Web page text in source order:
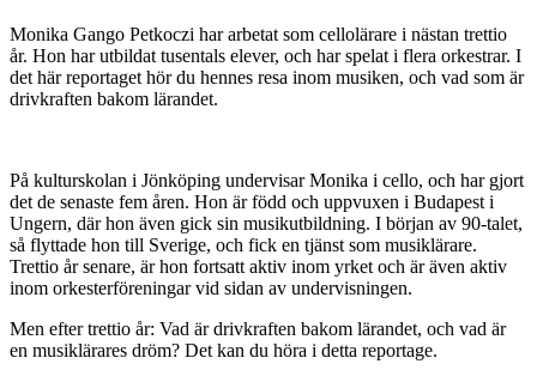
Monika Gango Petkoczi har arbetat som cellolärare i nästan trettio
år. Hon har utbildat tusentals elever, och har spelat i flera orkestrar. I
det här reportaget hör du hennes resa inom musiken, och vad som är
drivkraften bakom lärandet.
På kulturskolan i Jönköping undervisar Monika i cello, och har gjort
det de senaste fem åren. Hon är född och uppvuxen i Budapest i
Ungern, där hon även gick sin musikutbildning. I början av 90-talet,
så flyttade hon till Sverige, och fick en tjänst som musiklärare.
Trettio år senare, är hon fortsatt aktiv inom yrket och är även aktiv
inom orkesterföreningar vid sidan av undervisningen.
Men efter trettio år: Vad är drivkraften bakom lärandet, och vad är
en musiklärares dröm? Det kan du höra i detta reportage.